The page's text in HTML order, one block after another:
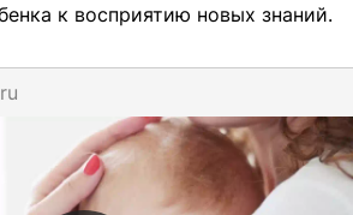
к восприятию новых знаний.